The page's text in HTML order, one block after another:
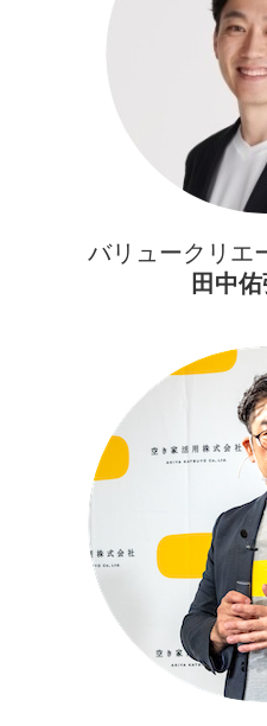
バリュークリエ
田中